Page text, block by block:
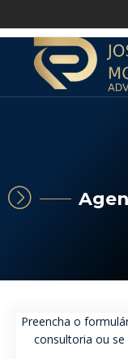
Preencha o
consultoria ou